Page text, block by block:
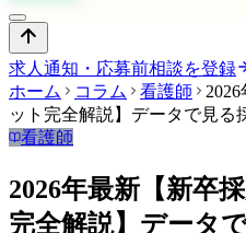
求人通知・応募前相談を登録
ホーム
コラム 看護師
ット完全解説】データで見る
看護師
2026年最新【新卒
完全解説】データ